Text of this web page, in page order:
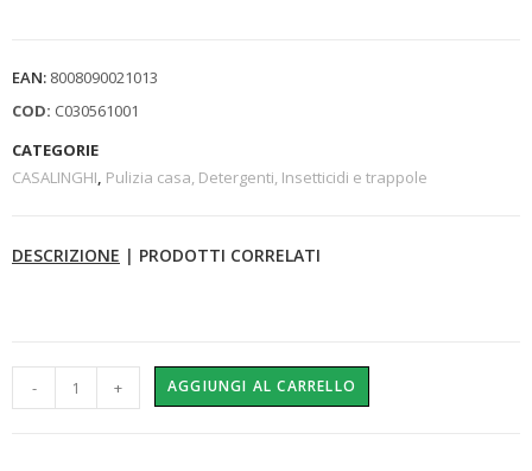
EAN: 8008090021013
COD: C030561001
CATEGORIE
CASALINGHI, Pulizia casa, Detergenti, Insetticidi e trappole
DESCRIZIONE | PRODOTTI CORRELATI
- + AGGIUNGI AL CARRELLO